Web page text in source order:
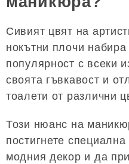
Сивият цвят на
нокътни плочи
популярност с всеки
своята гъвкавост и
тоалети от различни
Този нюанс на
постигнете
модния декор и да